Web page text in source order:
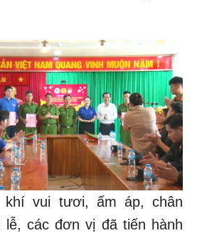
khí vui tươi, ấm áp, chân
lễ, các đơn vị đã tiến hành